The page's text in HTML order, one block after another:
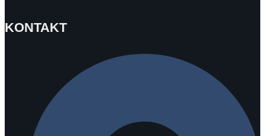
KONTAKT